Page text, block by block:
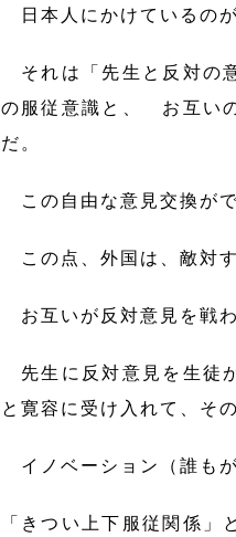
日本人にかけているの
それは「先生と反対の
の服従意識と、 お互い
だ。
この自由な意見交換が
この点、外国は、敵対
お互いが反対意見を戦
先生に反対意見を生徒
と寛容に受け入れて、そ
イノベーション（誰も
「きつい上下服従関係